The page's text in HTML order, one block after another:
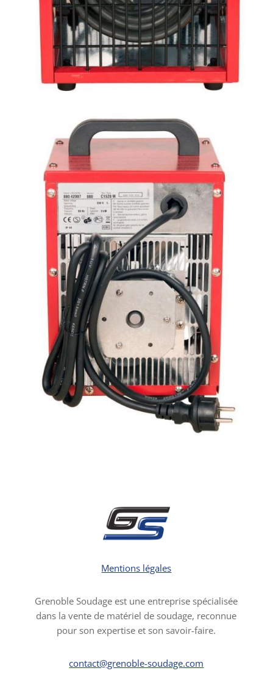
Mentions légales
Grenoble Soudage est une entreprise spécialisée
dans la vente de matériel de soudage, reconnue
pour son expertise et son savoir-faire.
contact@grenoble-soudage.com